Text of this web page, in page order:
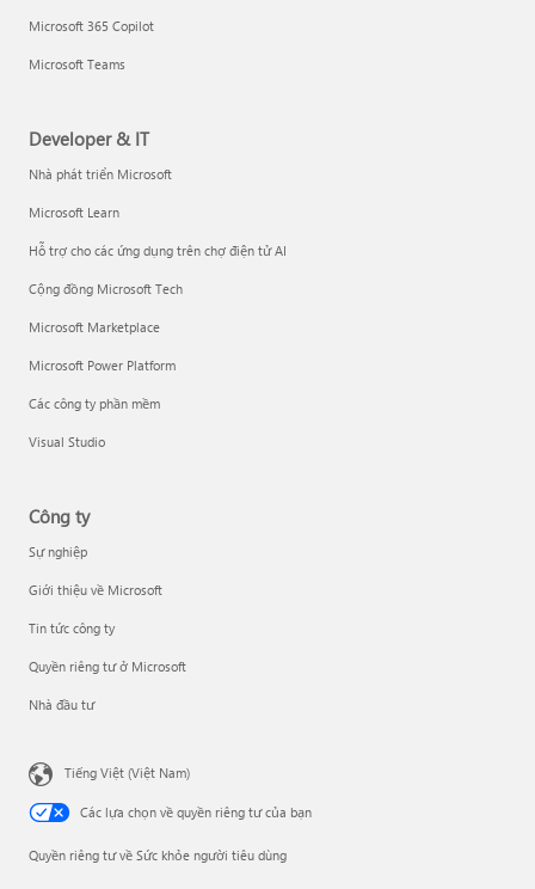
Microsoft 365 Copilot
Microsoft Teams
Developer & IT
Nhà phát triển Microsoft
Microsoft Learn
Hỗ trợ cho các ứng dụng trên chợ điện tử AI
Cộng đồng Microsoft Tech
Microsoft Marketplace
Microsoft Power Platform
Các công ty phần mềm
Visual Studio
Công ty
Sự nghiệp
Giới thiệu về Microsoft
Tin tức công ty
Quyền riêng tư ở Microsoft
Nhà đầu tư
Tiếng Việt (Việt Nam)
Các lựa chọn về quyền riêng tư của bạn
Quyền riêng tư về Sức khỏe người tiêu dùng